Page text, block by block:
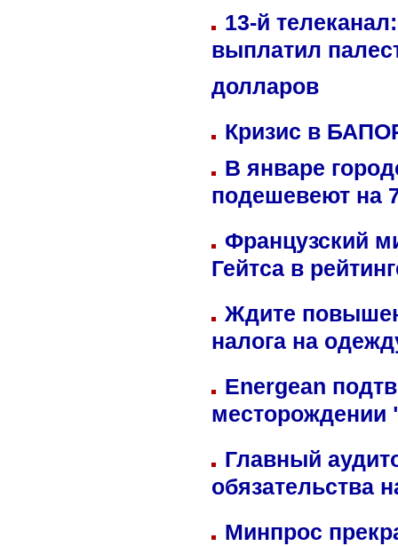
13-й
выплатил
долларов
Кризис в
В январе
подешевеют на
Французский
Гейтса в
Ждите
налога на
Energean
Главный
обязательства
Минпрос